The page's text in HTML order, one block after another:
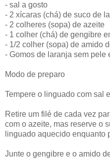
- sal a gosto
- 2 xícaras (chá) de suco de
- 2 colheres (sopa) de azeite
- 1 colher (chá) de gengibre
- 1/2 colher (sopa) de amido
- Gomos de laranja sem pele
Modo de preparo
Tempere o linguado com sal
Retire um filé de cada vez
com o azeite, mas reserve o
linguado aquecido enquanto
Junte o gengibre e o amido